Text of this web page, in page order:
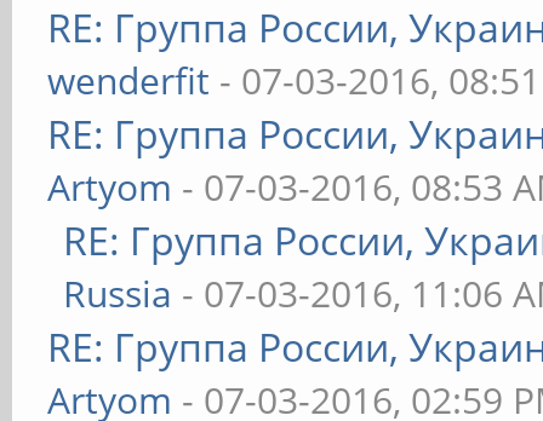
RE: Группа России,
wenderfit - 07-03-2016,
RE: Группа России,
Artyom - 07-03-2016, 08:53
RE: Группа России,
Russia - 07-03-2016, 11:06
RE: Группа России,
Artyom - 07-03-2016, 02:59